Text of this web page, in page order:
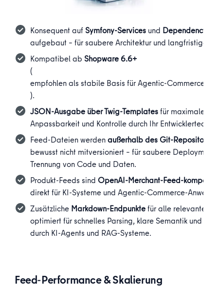
Konsequent auf Symfony-Services und Dependency
aufgebaut – für saubere Architektur und langfristige
Kompatibel ab Shopware 6.6+
(
empfohlen als stabile Basis für Agentic-Commerce-
).
JSON-Ausgabe über Twig-Templatesfür maximale
Anpassbarkeit und Kontrolle durch Ihr Entwicklerteam.
Feed-Dateien werdenaußerhalb des Git-Repositories
bewusst nicht mitversioniert – für saubere
Trennung von Code und Daten.
Produkt-Feeds sind OpenAI-Merchant-Feed-
direkt für KI-Systeme und Agentic-Commerce-
Zusätzliche Markdown-Endpunktefür alle relevanten
optimiert für schnelles Parsing, klare Semantik und
durch KI-Agents und RAG-Systeme.
Feed-Performance & Skalierung